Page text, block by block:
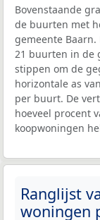
Bovenstaande
de buurten met
gemeente
21 buurten in de
stippen om de
horizontale as
per buurt. De
hoeveel procent
koopwoningen
Ranglijst
woningen